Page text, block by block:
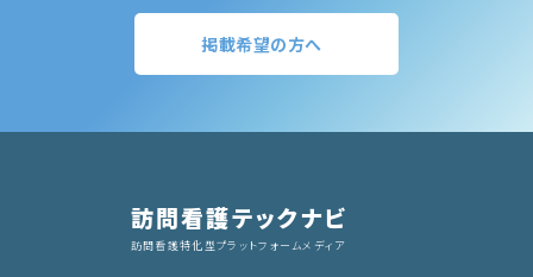
掲載希望の方へ
訪問看護テックナビ
訪問看護特化型プラットフォームメディア